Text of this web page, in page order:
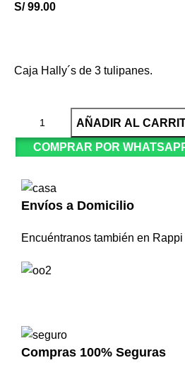
S/99.00
Caja Hally´s de 3 tulipanes.
AÑADIR AL
COMPRAR POR
Envíos a Domicilio
Encuéntranos también en
Compras 100% Seguras